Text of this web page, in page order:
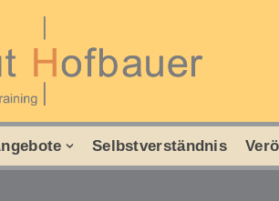
Selbstverständnis